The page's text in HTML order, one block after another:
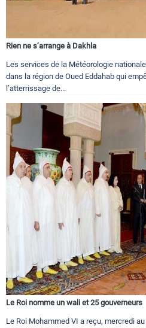
Rien ne s’arrange à Dakhla
Les services de la Météorologie
dans la région de Oued Eddahab qui
l’atterrissage de...
Le Roi nomme un wali et 25 gouverneurs
Le Roi Mohammed VI a reçu, mercredi